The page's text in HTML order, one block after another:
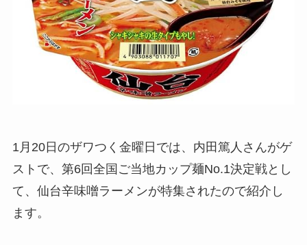
1月20日のザワつく金曜日では、内田篤人さんがゲ
ストで、第6回全国ご当地カップ麺No.1決定戦とし
て、仙台辛味噌ラーメンが特集されたので紹介し
ます。